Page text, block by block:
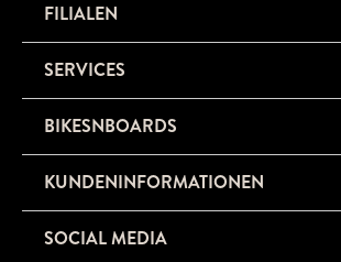
FILIALEN
SERVICES
BIKESNBOARDS
KUNDENINFORMATIONEN
SOCIAL MEDIA